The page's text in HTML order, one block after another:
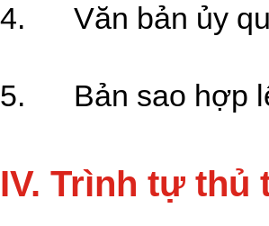
4. Văn bản ủy
5. Bản sao hợp lệ
IV. Trình tự thủ